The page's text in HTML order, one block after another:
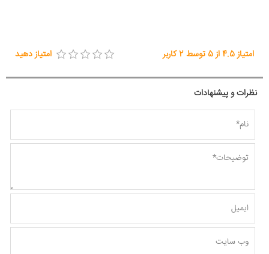
امتیاز دهید امتیاز4.5 از5 توسط2کاربر
نظرات و پیشنهادات